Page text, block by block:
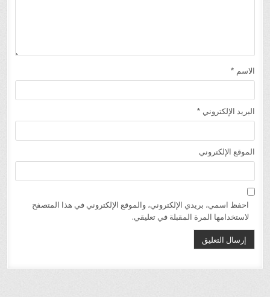
الاسم *
البريد الإلكتروني *
الموقع الإلكتروني
احفظ اسمي، بريدي الإلكتروني، والموقع الإلكتروني في هذا المتصفح
لاستخدامها المرة المقبلة في تعليقي.